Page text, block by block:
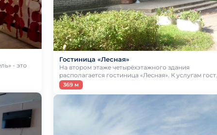
- это
Гостиница «Лесная»
На втором этаже четырёхэтажного здания
располагается гостиница «Лесная». К услугам гост…
369 м